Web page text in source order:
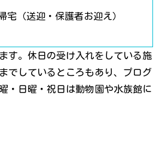
宅（送迎・保護者お迎え）
す。休日の受け入れをしている施
でしているところもあり、プログ
・日曜・祝日は動物園や水族館に